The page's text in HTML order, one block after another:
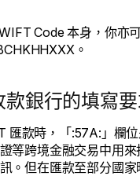
Code 本身，你亦
。
銀行的填寫要
匯款時，「:57A:」欄
等跨境金融交易中用
。但在匯款至部分國家